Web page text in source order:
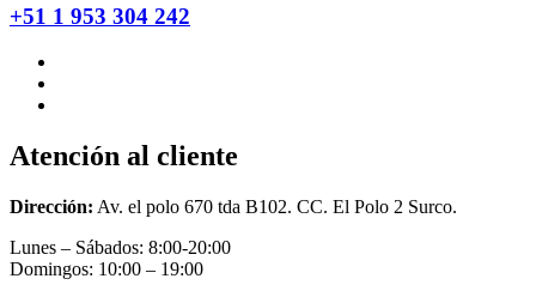
+51 1 953 304 242
Atención al cliente
Dirección: Av. el polo 670 tda B102. CC. El Polo 2 Surco.
Lunes – Sábados: 8:00-20:00
Domingos: 10:00 – 19:00